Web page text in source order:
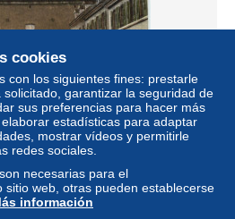
- Kaserne Seyssel
± 13,29 US$
cookies
con los siguientes fines: prestarle
garantizar la seguridad de
sus preferencias para hacer más
estadísticas para adaptar
mostrar vídeos y permitirle
redes sociales.
necesarias para el
sitio web, otras pueden establecerse
información